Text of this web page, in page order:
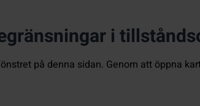
i
på denna sidan. Genom att öppna